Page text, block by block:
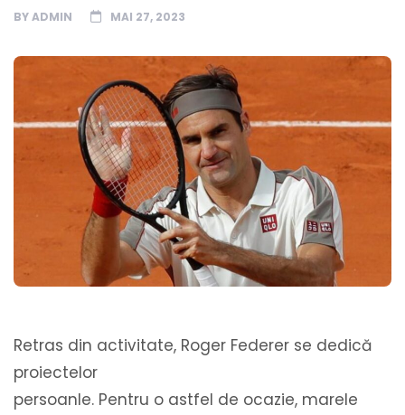
BYADMIN MAI 27, 2023
Retras din activitate, Roger Federer se dedică
proiectelor
persoanle. Pentru o astfel de ocazie, marele